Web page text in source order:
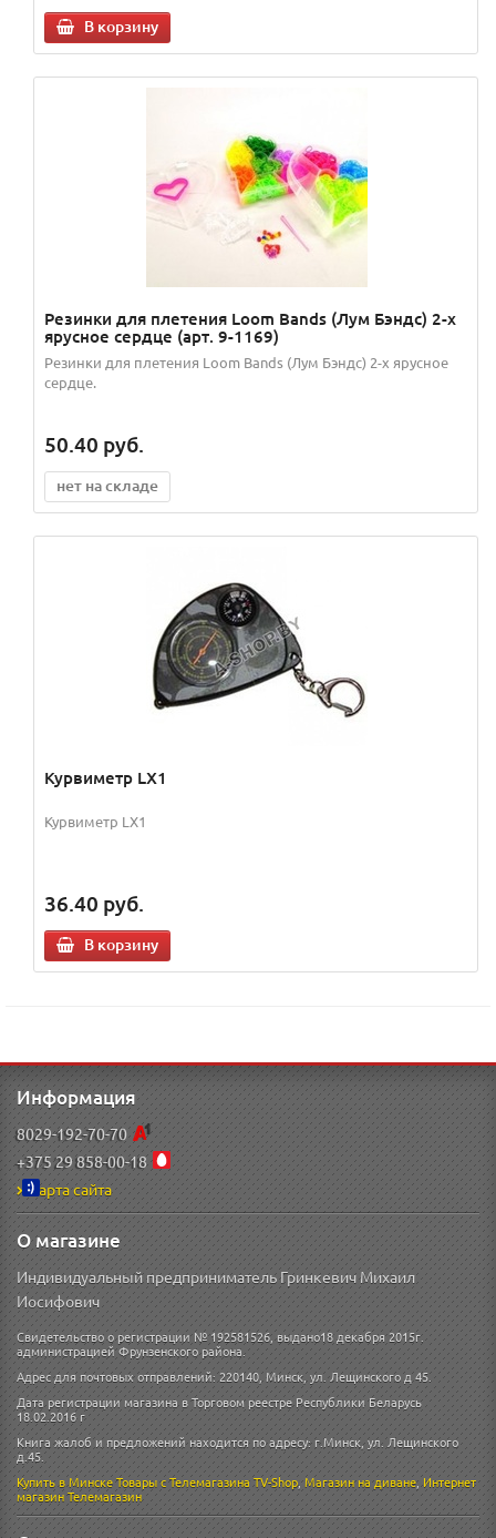
В корзину
Резинки для плетения Loom Bands (Лум Бэндс) 2-х
ярусное сердце (арт. 9-1169)
Резинки для плетения Loom Bands (Лум Бэндс) 2-х ярусное
сердце.
50.40 руб.
нет на складе
Курвиметр LX1
Курвиметр LX1
36.40 руб.
В корзину
Информация
8029-192-70-70
+375 29 858-00-18
Карта сайта
О магазине
Индивидуальный предприниматель Гринкевич Михаил
Иосифович
Свидетельство о регистрации № 192581526, выдано18 декабря 2015г.
администрацией Фрунзенского района.
Адрес для почтовых отправлений: 220140, Минск, ул. Лещинского д 45.
Дата регистрации магазина в Торговом реестре Республики Беларусь
18.02.2016 г
Книга жалоб и предложений находится по адресу: г.Минск, ул. Лещинского
д.45.
Купить в МинскеТовары с Телемагазина TV-Shop,Магазин на диване,Интернет
магазинТелемагазин